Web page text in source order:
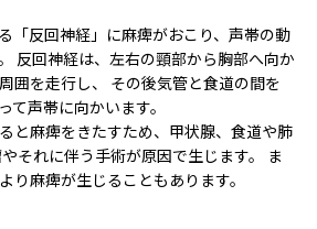
「反回神経」に麻痺がおこり、声帯の動
反回神経は、左右の頸部から胸部へ向か
囲を走行し、 その後気管と食道の間を
て声帯に向かいます。
と麻痺をきたすため、甲状腺、食道や肺
それに伴う手術が原因で生じます。 ま
り麻痺が生じることもあります。